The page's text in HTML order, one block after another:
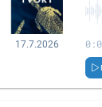
17.7.2026